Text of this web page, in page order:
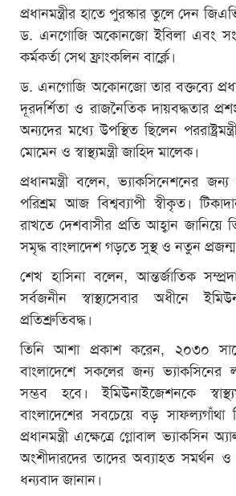
প্রধানমন্ত্রীর হাতে পুরস্কার তুলে দেন
ড. এনগোজি অকোনজো ইবিলা এবং
কর্মকর্তা সেথ ফ্রাংকলিন বার্ক্লে।
ড. এনগোজি অকোনজো তার বক্তব্যে
দূরদর্শিতা ও রাজনৈতিক দায়বদ্ধতার
অন্যদের মধ্যে উপস্থিত ছিলেন
মোমেন ও স্বাস্থ্যমন্ত্রী জাহিদ মালেক।
প্রধানমন্ত্রী বলেন, ভ্যাকসিনেশনের
পরিশ্রম আজ বিশ্বব্যাপী স্বীকৃত।
রাখতে দেশবাসীর প্রতি আহ্বান
সমৃদ্ধ বাংলাদেশ গড়তে সুস্থ ও নতুন
শেখ হাসিনা বলেন, আন্তর্জাতিক
সর্বজনীন স্বাস্থ্যসেবার অধীনে
প্রতিশ্রুতিবদ্ধ।
তিনি আশা প্রকাশ করেন, ২০৩০
বাংলাদেশে সকলের জন্য ভ্যাকসিনের
সম্ভব হবে। ইমিউনাইজেশনকে
বাংলাদেশের সবচেয়ে বড় সাফল্যগাঁথা
প্রধানমন্ত্রী এক্ষেত্রে গ্লোবাল ভ্যাকসিন
অংশীদারদের তাদের অব্যাহত সমর্থন
ধন্যবাদ জানান।